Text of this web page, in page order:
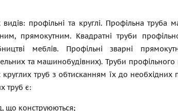
профільні та круглі. Профільна
прямокутним. Квадратні труби
меблів. Профільні зварні
та машинобудівних). Труби профільного
труб з обтисканням їх до
труб є:
що конструюються;